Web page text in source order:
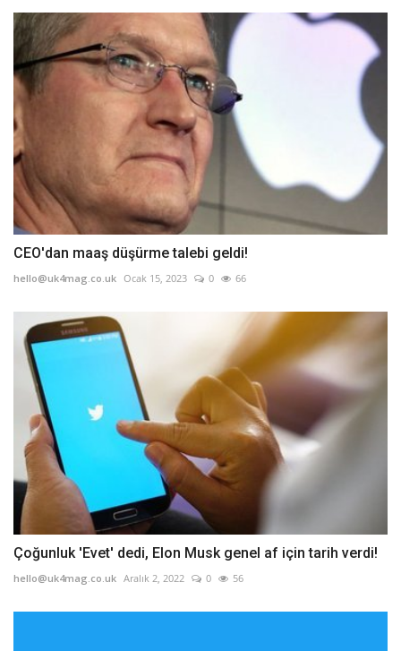
CEO'dan maaş düşürme talebi geldi!
hello@uk4mag.co.uk Ocak 15, 2023 0 66
Çoğunluk 'Evet' dedi, Elon Musk genel af için tarih verdi!
hello@uk4mag.co.uk Aralık 2, 2022 0 56